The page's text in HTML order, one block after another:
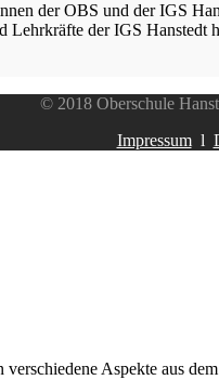
der OBS und der IGS
Lehrkräfte der IGS Hanstedt
© 2018 Oberschule
Impressuml
Aspekte aus